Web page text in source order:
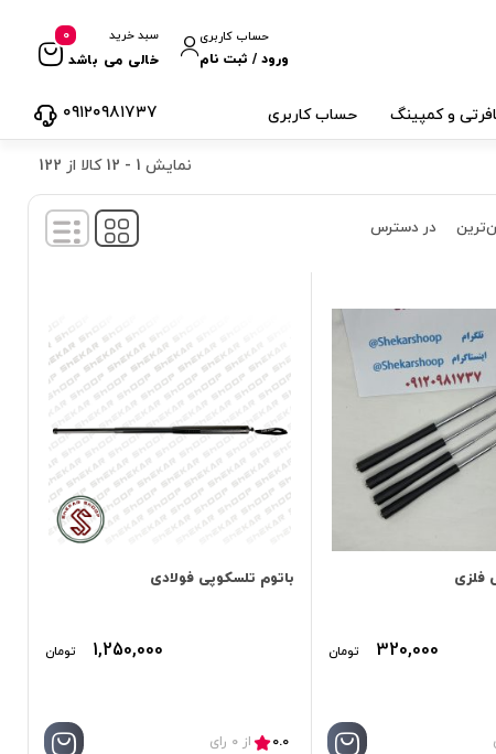
حساب کاربری
ورود / ثبت نام
سبد خرید
خالی می باشد
0
و کمپینگ
حساب کاربری
۰۹۱۲۰۹۸۱۷۳۷
نمایش 1
-
12 کالا از 122
در دسترس
فلزی
320,000 تومان
باتوم تلسکوپی فولادی
1,250,000 تومان
0.0 از 0 رای